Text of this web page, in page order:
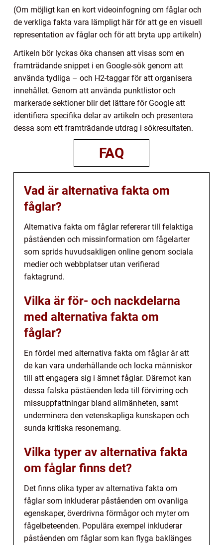
(Om möjligt kan en kort videoinfogning om fåglar och
de verkliga fakta vara lämpligt här för att ge en visuell
representation av fåglar och för att bryta upp artikeln)
Artikeln bör lyckas öka chansen att visas som en
framträdande snippet i en Google-sök genom att
använda tydliga – och H2-taggar för att organisera
innehållet. Genom att använda punktlistor och
markerade sektioner blir det lättare för Google att
identifiera specifika delar av artikeln och presentera
dessa som ett framträdande utdrag i sökresultaten.
FAQ
Vad är alternativa fakta om
fåglar?
Alternativa fakta om fåglar refererar till felaktiga
påståenden och missinformation om fågelarter
som sprids huvudsakligen online genom sociala
medier och webbplatser utan verifierad
faktagrund.
Vilka är för- och nackdelarna
med alternativa fakta om
fåglar?
En fördel med alternativa fakta om fåglar är att
de kan vara underhållande och locka människor
till att engagera sig i ämnet fåglar. Däremot kan
dessa falska påståenden leda till förvirring och
missuppfattningar bland allmänheten, samt
underminera den vetenskapliga kunskapen och
sunda kritiska resonemang.
Vilka typer av alternativa fakta
om fåglar finns det?
Det finns olika typer av alternativa fakta om
fåglar som inkluderar påståenden om ovanliga
egenskaper, överdrivna förmågor och myter om
fågelbeteenden. Populära exempel inkluderar
påståenden om fåglar som kan flyga baklänges